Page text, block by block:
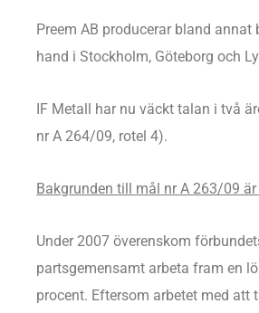
Preem AB producerar bland
hand i Stockholm, Göteborg och
IF Metall har nu väckt talan i två
nr A 264/09, rotel 4).
Bakgrunden till mål nr A 263/09
Under 2007 överenskom
partsgemensamt arbeta fram en
procent. Eftersom arbetet med att